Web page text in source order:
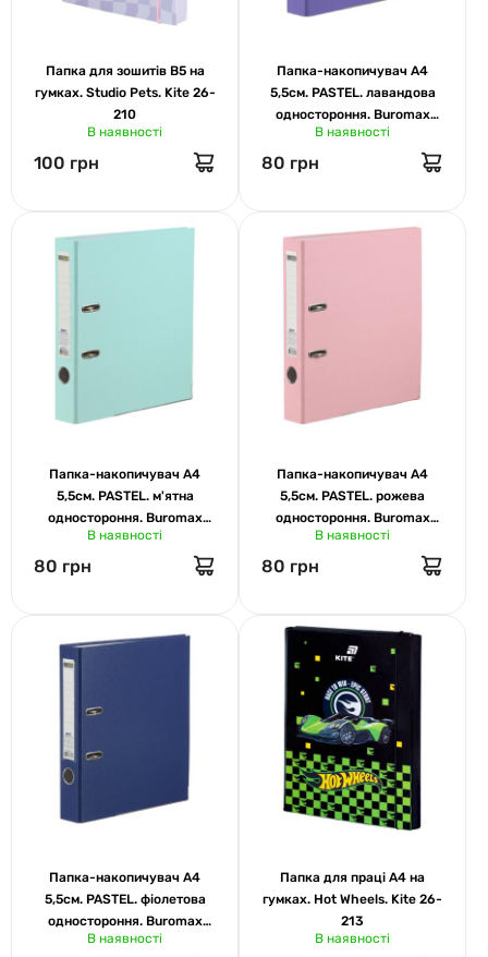
Папка для зошитів В5 на
гумках. Studio Pets. Kite 26-
210
В наявності
100 грн
Папка-накопичувач А4
5,5см. PASTEL. лавандова
одностороння. Buromax
3022-39
В наявності
80 грн
Папка-накопичувач А4
5,5см. PASTEL. м'ятна
одностороння. Buromax
3022-38
В наявності
80 грн
Папка-накопичувач А4
5,5см. PASTEL. рожева
одностороння. Buromax
3022-43
В наявності
80 грн
Папка-накопичувач А4
5,5см. PASTEL. фіолетова
одностороння. Buromax
3022-07
В наявності
Папка для праці А4 на
гумках. Hot Wheels. Kite 26-
213
В наявності